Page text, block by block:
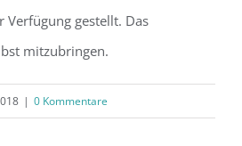
Verfügung gestellt. Das
mitzubringen.
| 0 Kommentare